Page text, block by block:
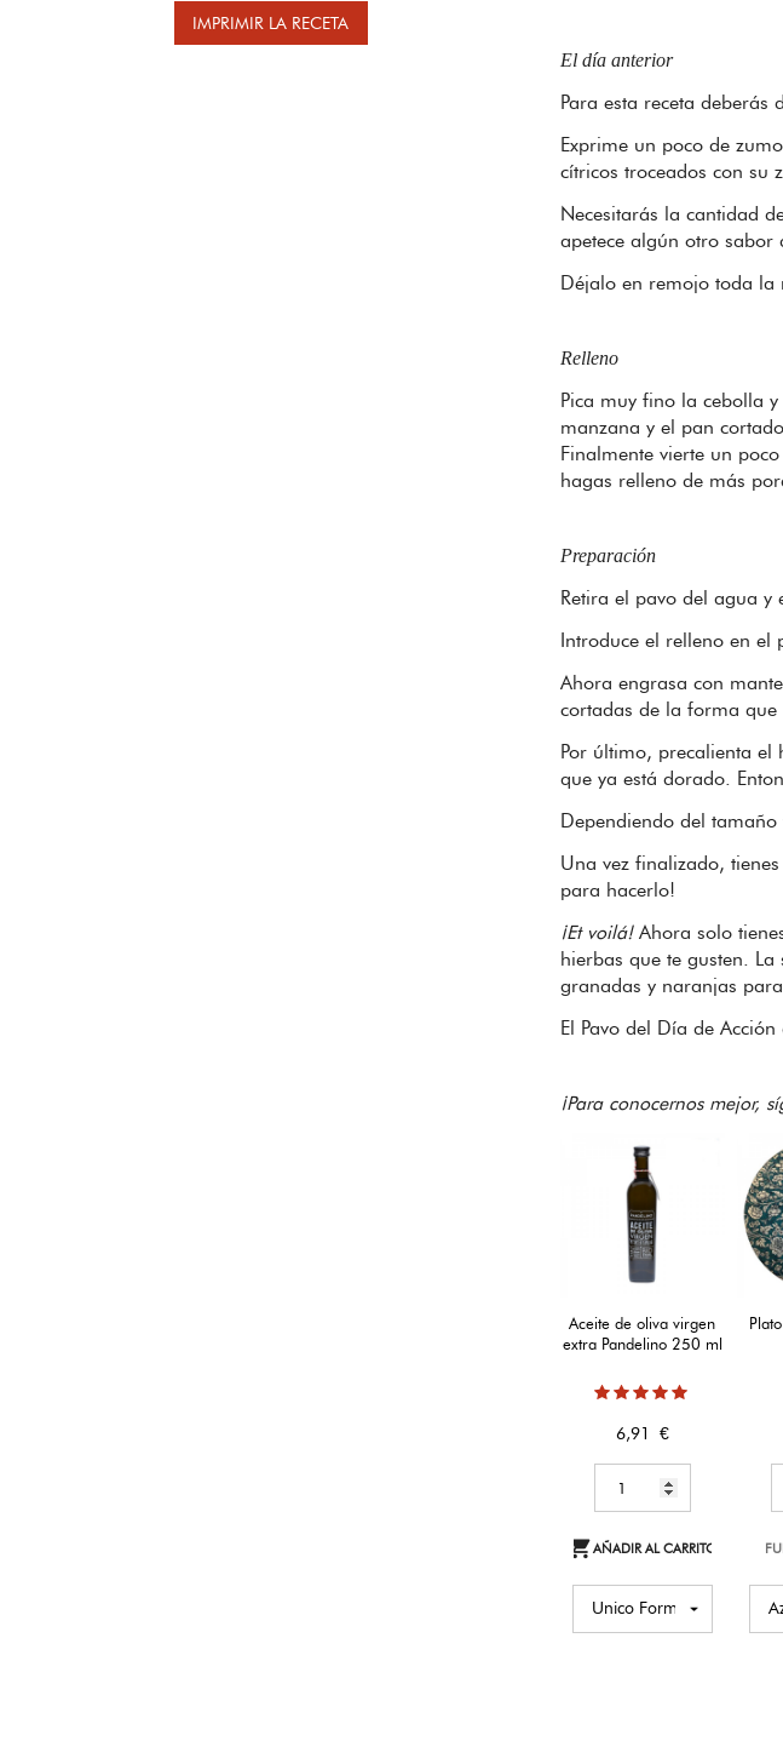
IMPRIMIR LA RECETA
El día anterior
Para esta receta
Exprime un poco de
cítricos troceados con su
Necesitarás la cantidad
apetece algún otro sabor
Déjalo en remojo toda la
Relleno
Pica muy fino la cebolla
manzana y el pan
Finalmente vierte un
hagas relleno de más
Preparación
Retira el pavo del agua
Introduce el relleno en el
Ahora engrasa con
cortadas de la forma que
Por último, precalienta el
que ya está dorado.
Dependiendo del
Una vez finalizado,
para hacerlo!
¡Et voilá!Ahora solo
hierbas que te gusten.
granadas y naranjas
El Pavo del Día de
¡Para conocernos mejor,
Aceite de oliva virgen
extra Pandelino 250 ml
Precio
6,91 €
AÑADIR AL CARRITO